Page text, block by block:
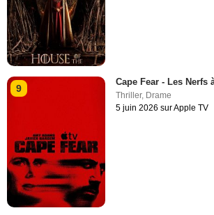
9
Cape Fear - Les Nerfs
Thriller, Drame
5 juin 2026 sur Apple TV